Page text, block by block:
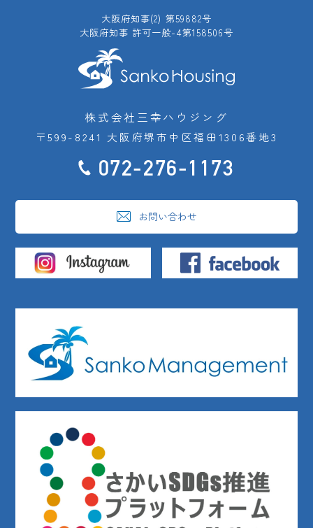
大阪府知事(2) 第59882号
大阪府知事 許可一般-4第158506号
株式会社三幸ハウジング
〒599-8241 大阪府堺市中区福田1306番地3
072-276-1173
お問い合わせ